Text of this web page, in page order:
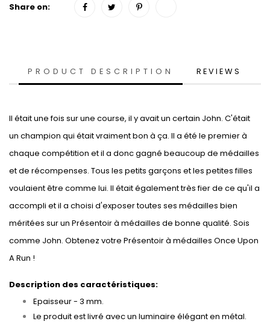
Share on:
PRODUCT DESCRIPTION REVIEWS
Il était une fois sur une course, il y avait un certain John. C'était
un champion qui était vraiment bon à ça. Il a été le premier à
chaque compétition et il a donc gagné beaucoup de médailles
et de récompenses. Tous les petits garçons et les petites filles
voulaient être comme lui. Il était également très fier de ce qu'il a
accompli et il a choisi d'exposer toutes ses médailles bien
méritées sur un Présentoir à médailles de bonne qualité. Sois
comme John. Obtenez votre Présentoir à médailles Once Upon
A Run !
Description des caractéristiques:
Epaisseur - 3 mm.
Le produit est livré avec un luminaire élégant en métal.